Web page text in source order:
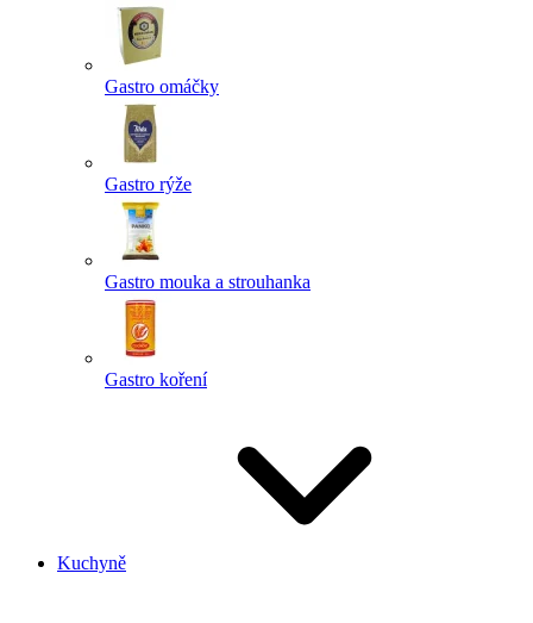
Gastro omáčky
Gastro rýže
Gastro mouka a strouhanka
Gastro koření
Kuchyně